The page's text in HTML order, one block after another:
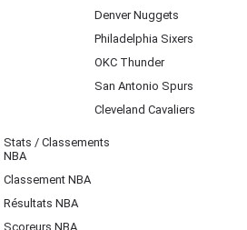
Denver Nuggets
Philadelphia Sixers
OKC Thunder
San Antonio Spurs
Cleveland Cavaliers
Stats / Classements
NBA
Classement NBA
Résultats NBA
Scoreurs NBA